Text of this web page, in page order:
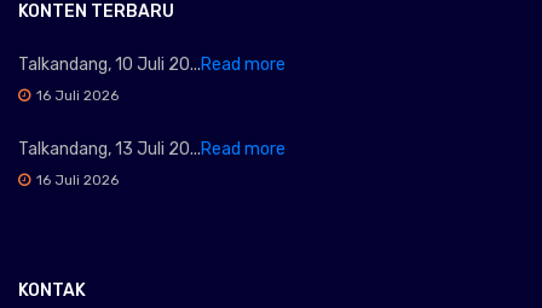
KONTEN TERBARU
Talkandang, 10 Juli 20...Read more
16 Juli 2026
Talkandang, 13 Juli 20...Read more
16 Juli 2026
KONTAK